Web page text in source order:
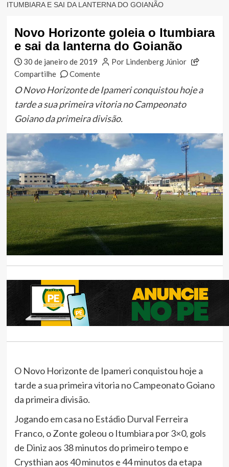
ITUMBIARA E SAI DA LANTERNA DO GOIANÃO
Novo Horizonte goleia o Itumbiara
e sai da lanterna do Goianão
30 de janeiro de 2019
Por Lindenberg Júnior
Compartilhe
Comente
O Novo Horizonte de Ipameri conquistou hoje a
tarde a sua primeira vitoria no Campeonato
Goiano da primeira divisão.
O Novo Horizonte de Ipameri conquistou hoje a
tarde a sua primeira vitoria no Campeonato Goiano
da primeira divisão.
Jogando em casa no Estádio Durval Ferreira
Franco, o Zonte goleou o Itumbiara por 3×0, gols
de Diniz aos 38 minutos do primeiro tempo e
Crysthian aos 40 minutos e 44 minutos da etapa